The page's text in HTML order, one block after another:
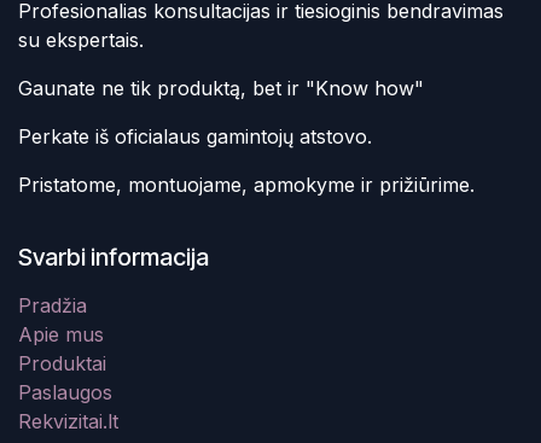
Profesionalias konsultacijas ir tiesioginis bendravimas
su ekspertais.
Gaunate ne tik produktą, bet ir "Know how"
Perkate iš oficialaus gamintojų atstovo.
Pristatome, montuojame, apmokyme ir prižiūrime.
Svarbi informacija
Pradžia
Apie mus
Produktai
Paslaugos
Rekvizitai.lt